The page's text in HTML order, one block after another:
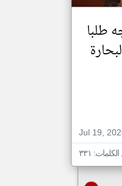
طلبا
Jul 19,
٣٣١